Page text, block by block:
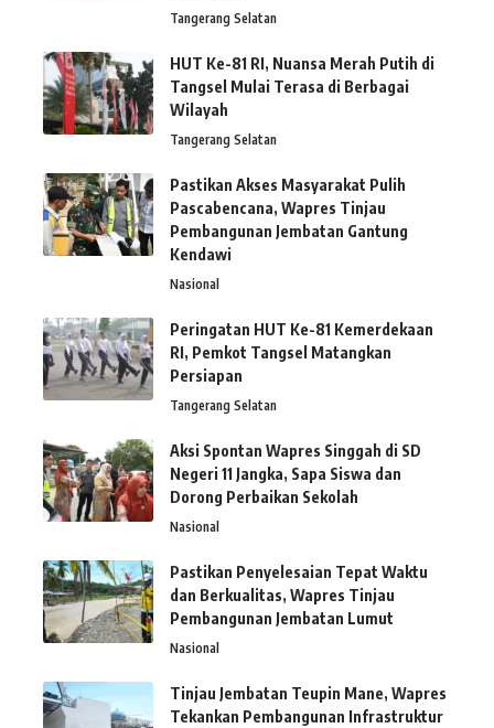
Tangerang Selatan
HUT Ke-81 RI, Nuansa Merah Putih di
Tangsel Mulai Terasa di Berbagai
Wilayah
Tangerang Selatan
Pastikan Akses Masyarakat Pulih
Pascabencana, Wapres Tinjau
Pembangunan Jembatan Gantung
Kendawi
Nasional
Peringatan HUT Ke-81 Kemerdekaan
RI, Pemkot Tangsel Matangkan
Persiapan
Tangerang Selatan
Aksi Spontan Wapres Singgah di SD
Negeri 11 Jangka, Sapa Siswa dan
Dorong Perbaikan Sekolah
Nasional
Pastikan Penyelesaian Tepat Waktu
dan Berkualitas, Wapres Tinjau
Pembangunan Jembatan Lumut
Nasional
Tinjau Jembatan Teupin Mane, Wapres
Tekankan Pembangunan Infrastruktur